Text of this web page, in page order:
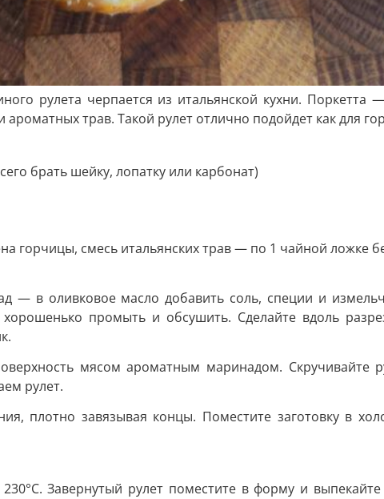
рулета черпается из итальянской кухни.
трав. Такой рулет отлично подойдет как для
брать шейку, лопатку или карбонат)
горчицы, смесь итальянских трав — по 1 чайной ложке
— в оливковое масло добавить соль, специи и
промыть и обсушить. Сделайте вдоль
мясом ароматным маринадом. Скручивайте
рулет.
плотно завязывая концы. Поместите заготовку в
Завернутый рулет поместите в форму и